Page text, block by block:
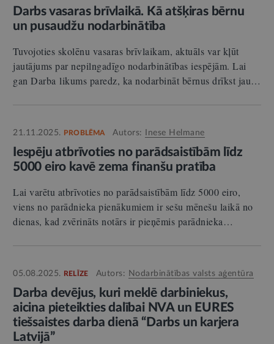
Darbs vasaras brīvlaikā. Kā atšķiras bērnu
un pusaudžu nodarbinātība
Tuvojoties skolēnu vasaras brīvlaikam, aktuāls var kļūt
jautājums par nepilngadīgo nodarbinātības iespējām. Lai
gan Darba likums paredz, ka nodarbināt bērnus drīkst jau…
21.11.2025. PROBLĒMA Autors: Inese Helmane
Iespēju atbrīvoties no parādsaistībām līdz
5000 eiro kavē zema finanšu pratība
Lai varētu atbrīvoties no parādsaistībām līdz 5000 eiro,
viens no parādnieka pienākumiem ir sešu mēnešu laikā no
dienas, kad zvērināts notārs ir pieņēmis parādnieka…
05.08.2025. RELĪZE Autors: Nodarbinātības valsts aģentūra
Darba devējus, kuri meklē darbiniekus,
aicina pieteikties dalībai NVA un EURES
tiešsaistes darba dienā “Darbs un karjera
Latvijā”